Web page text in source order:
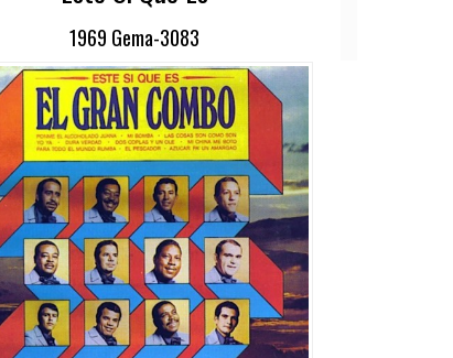
1969 Gema-3083